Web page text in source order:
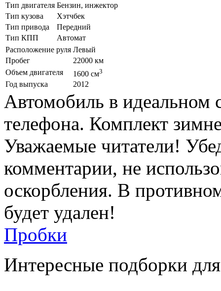
Тип двигателя Бензин, инжектор
Тип кузова
Хэтчбек
Тип привода
Передний
Тип КПП
Автомат
Расположение руля Левый
Пробег
22000 км
Объем двигателя
1600 см3
Год выпуска 2012
Автомобиль в идеальном
телефона. Комплект
Уважаемые читатели!
комментарии, не
оскорбления. В
будет удален!
Пробки
Интересные подборки